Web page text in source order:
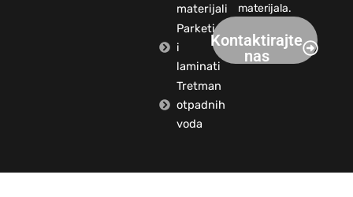
materijali
Parketi
i
laminati
Tretman
otpadnih
voda
materijala.
Kontaktirajte
nas